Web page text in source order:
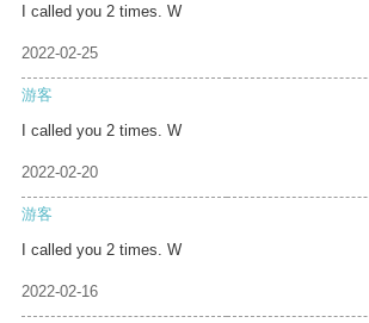
I called you 2 times. W
2022-02-25
游客
I called you 2 times. W
2022-02-20
游客
I called you 2 times. W
2022-02-16